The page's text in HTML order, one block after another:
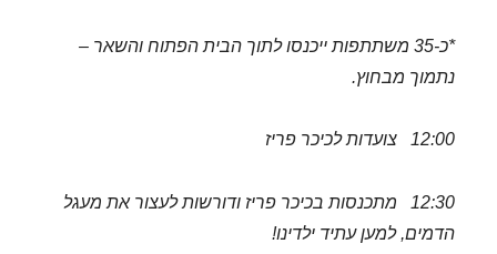
*כ-35 משתתפות ייכנסו לתוך הבית הפתוח והשאר –
נתמוך מבחוץ.
12:00 צועדות לכיכר פריז
12:30 מתכנסות בכיכר פריז ודורשות לעצור את מעגל
הדמים, למען עתיד ילדינו!